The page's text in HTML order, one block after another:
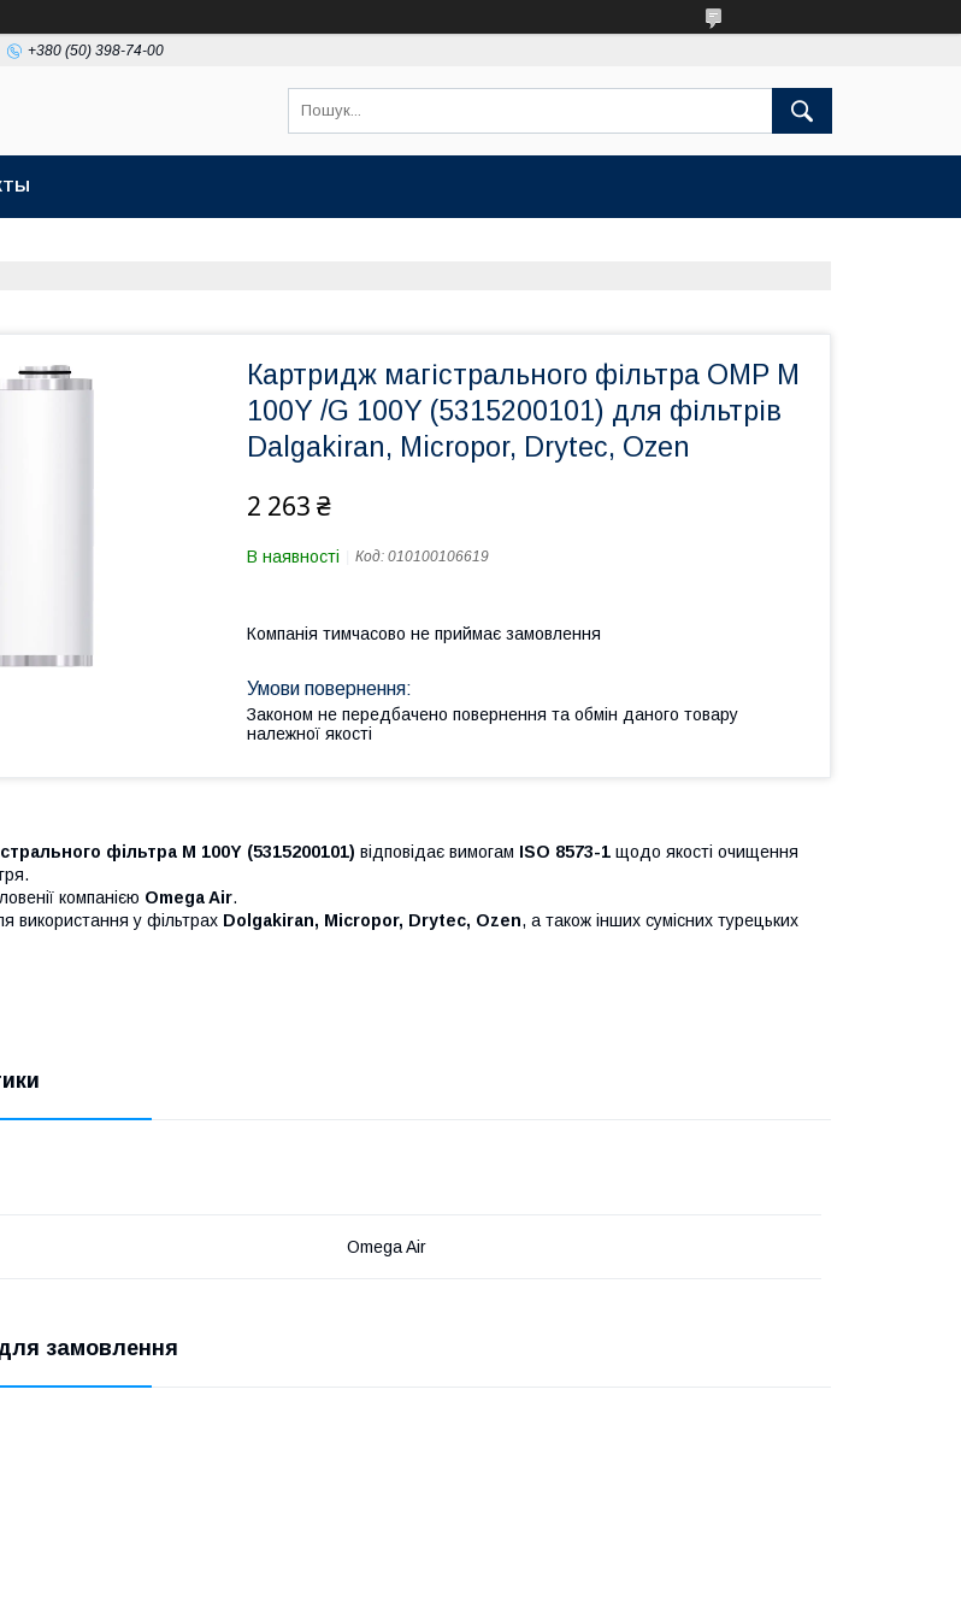
+380 (50) 398-74-00
Картридж магістрального фільтра OMP M
100Y /G 100Y (5315200101) для фільтрів
Dalgakiran, Micropor, Drytec, Ozen
2 263 ₴
В наявності Код: 010100106619
Компанія тимчасово не приймає замовлення
Законом не передбачено повернення та обмін даного товару
належної якості
фільтра M 100Y (5315200101) відповідає вимогам ISO 8573-1 щодо якості очищення
компанією Omega Air.
використання у фільтрах Dolgakiran, Micropor, Drytec, Ozen, а також інших сумісних турецьких
Omega Air
замовлення